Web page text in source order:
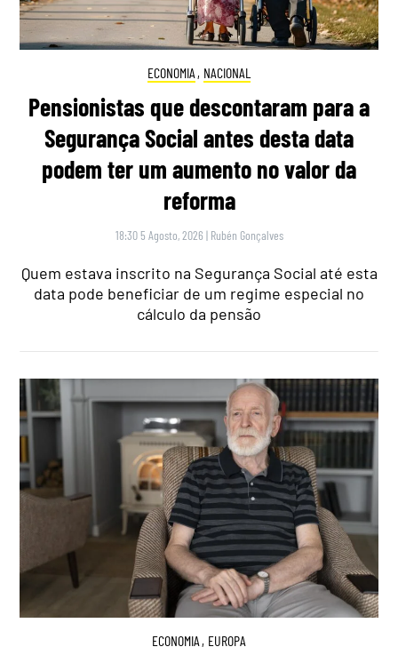
ECONOMIA , NACIONAL
Pensionistas que descontaram para a
Segurança Social antes desta data
podem ter um aumento no valor da
reforma
18:30 5 Agosto, 2026 | Rubén Gonçalves
Quem estava inscrito na Segurança Social até esta
data pode beneficiar de um regime especial no
cálculo da pensão
ECONOMIA , EUROPA